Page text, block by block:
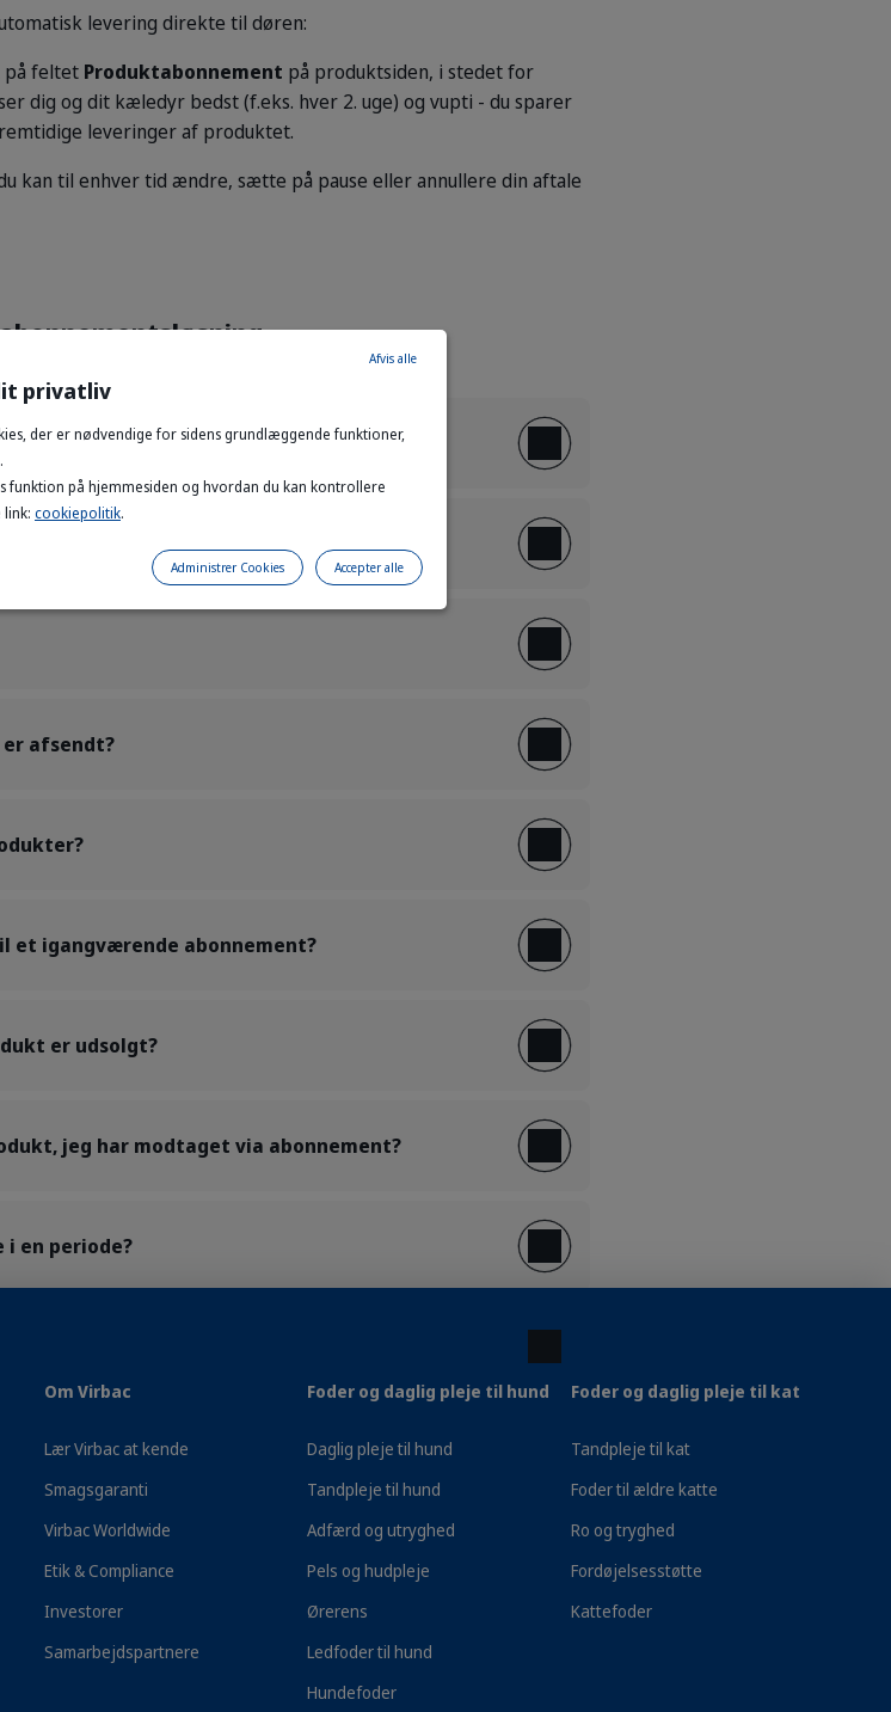
levering direkte til døren:
på feltet Produktabonnement på produktsiden, i stedet for
dig og dit kæledyr bedst (f.eks. hver 2. uge) og vupti - du sparer
leveringer af produktet.
kan til enhver tid ændre, sætte på pause eller annullere din aftale
afsendt?
igangværende abonnement?
er udsolgt?
jeg har modtaget via abonnement?
en periode?
Fri fragt ved køb over 499 kr.
Om Virbac
Lær Virbac at kende
Smagsgaranti
Virbac Worldwide
Etik & Compliance
Investorer
Samarbejdspartnere
Foder og daglig pleje til hund
Daglig pleje til hund
Tandpleje til hund
Adfærd og utryghed
Pels og hudpleje
Ørerens
Ledfoder til hund
Hundefoder
Foder og daglig pleje til kat
Tandpleje til kat
Foder til ældre katte
Ro og tryghed
Fordøjelsesstøtte
Kattefoder
privatliv
der er nødvendige for sidens grundlæggende funktioner,
funktion på hjemmesiden og hvordan du kan kontrollere
cookiepolitik.
Afvis alle
Accepter alle
Administrer Cookies